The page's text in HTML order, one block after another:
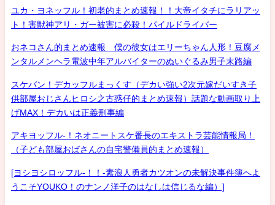
ユカ・ヨネッフル！初老的まとめ速報！！大帝イタチにラリアッ
ト！害獣神アリ・ガー被害に必殺！パイルドライバー
おネコさん的まとめ速報 僕の彼女はエリーちゃん人形！豆腐メ
ンタルメンヘラ電波中年アルバイターのぬいぐるみ男子末路編
スケバン！デカッフルまっくす（デカい強い2次元嫁だいすき子
供部屋おじさんヒロシ之古惑仔的まとめ速報）話題な動画取り上
げMAX！デカいは正義刑事編
アキヨッフル-！ネオニートスケ番長のエキストラ芸能情報局！
（子ども部屋おばさんの自宅警備員的まとめ速報）
[ヨシヨシロッフル-！！-素浪人勇者カツオンの未解決事件簿へよ
うこそYOUKO！のナンノ洋子のはなしは信じるな編）]